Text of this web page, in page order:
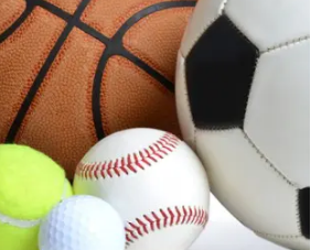
המלצות
ניהול מוניטין
צור קשר